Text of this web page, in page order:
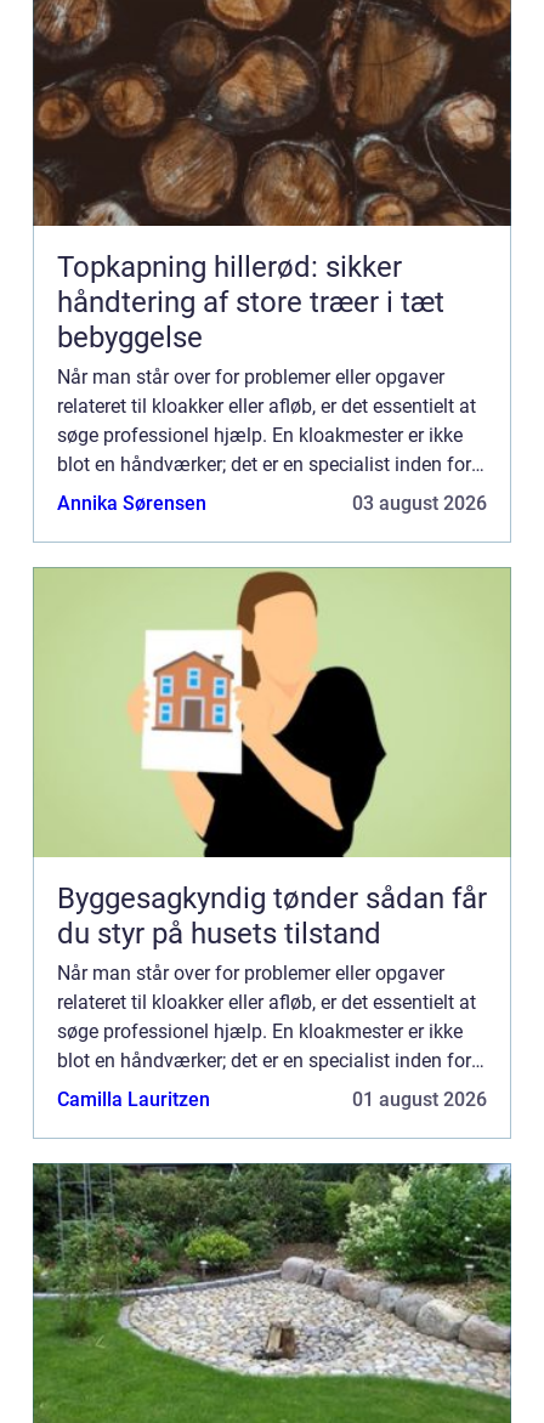
Topkapning hillerød: sikker
håndtering af store træer i tæt
bebyggelse
Når man står over for problemer eller opgaver
relateret til kloakker eller afløb, er det essentielt at
søge professionel hjælp. En kloakmester er ikke
blot en håndværker; det er en specialist inden for
installation, vedligeholdelse og reparation af k...
Annika Sørensen 03 august 2026
Byggesagkyndig tønder sådan får
du styr på husets tilstand
Når man står over for problemer eller opgaver
relateret til kloakker eller afløb, er det essentielt at
søge professionel hjælp. En kloakmester er ikke
blot en håndværker; det er en specialist inden for
installation, vedligeholdelse og reparation af k...
Camilla Lauritzen 01 august 2026